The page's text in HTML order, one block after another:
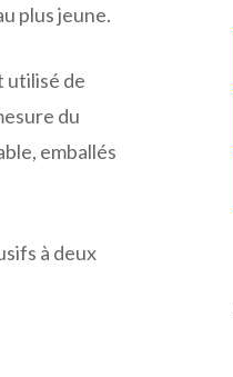
plus jeune.
utilisé de
du
emballés
à deux